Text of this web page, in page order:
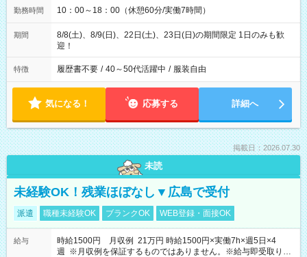
勤務時間 10：00～18：00（休憩60分/実働7時間）
期間
8/8(土)、8/9(日)、22日(土)、23日(日)の期間限定 1日のみも歓
迎！
特徴 履歴書不要 / 40～50代活躍中 / 服装自由
気になる！ 応募する 詳細へ
掲載日：2026.07.30
未読
未経験OK！残業ほぼなし▼広島で受付
派遣 職種未経験OK ブランクOK WEB登録・面接OK
給与
時給1500円 月収例 21万円 時給1500円×実働7h×週5日×4
週 ※月収例を保証するものではありません。※給与即受取りサ